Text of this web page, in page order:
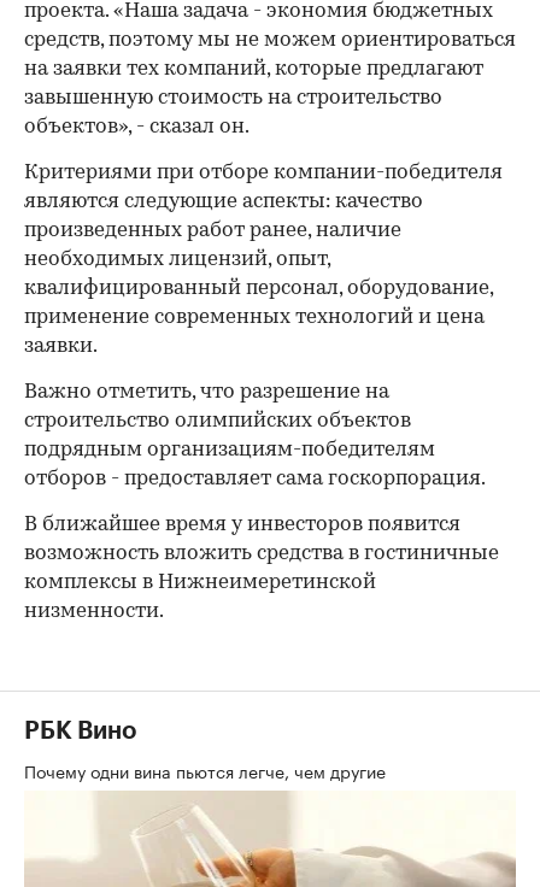
00:00 / 00:00
проекта. «Наша задача - экономия бюджетных
средств, поэтому мы не можем ориентироваться
на заявки тех компаний, которые предлагают
завышенную стоимость на строительство
объектов», - сказал он.
Критериями при отборе компании-победителя
являются следующие аспекты: качество
произведенных работ ранее, наличие
необходимых лицензий, опыт,
квалифицированный персонал, оборудование,
применение современных технологий и цена
заявки.
Важно отметить, что разрешение на
строительство олимпийских объектов
подрядным организациям-победителям
отборов - предоставляет сама госкорпорация.
В ближайшее время у инвесторов появится
возможность вложить средства в гостиничные
комплексы в Нижнеимеретинской
низменности.
РБК Вино
Почему одни вина пьются легче, чем другие